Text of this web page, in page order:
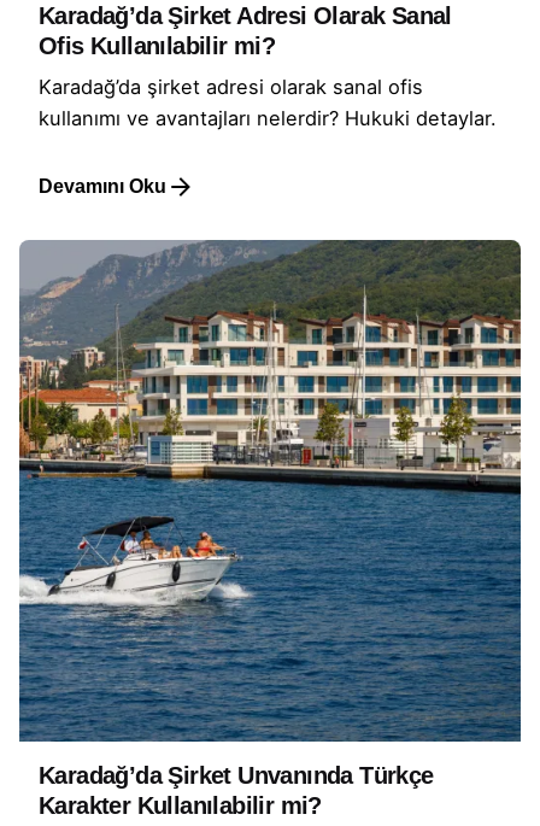
Karadağ’da Şirket Adresi Olarak Sanal
Ofis Kullanılabilir mi?
Karadağ’da şirket adresi olarak sanal ofis
kullanımı ve avantajları nelerdir? Hukuki detaylar.
Devamını Oku
Karadağ’da Şirket Unvanında Türkçe
Karakter Kullanılabilir mi?